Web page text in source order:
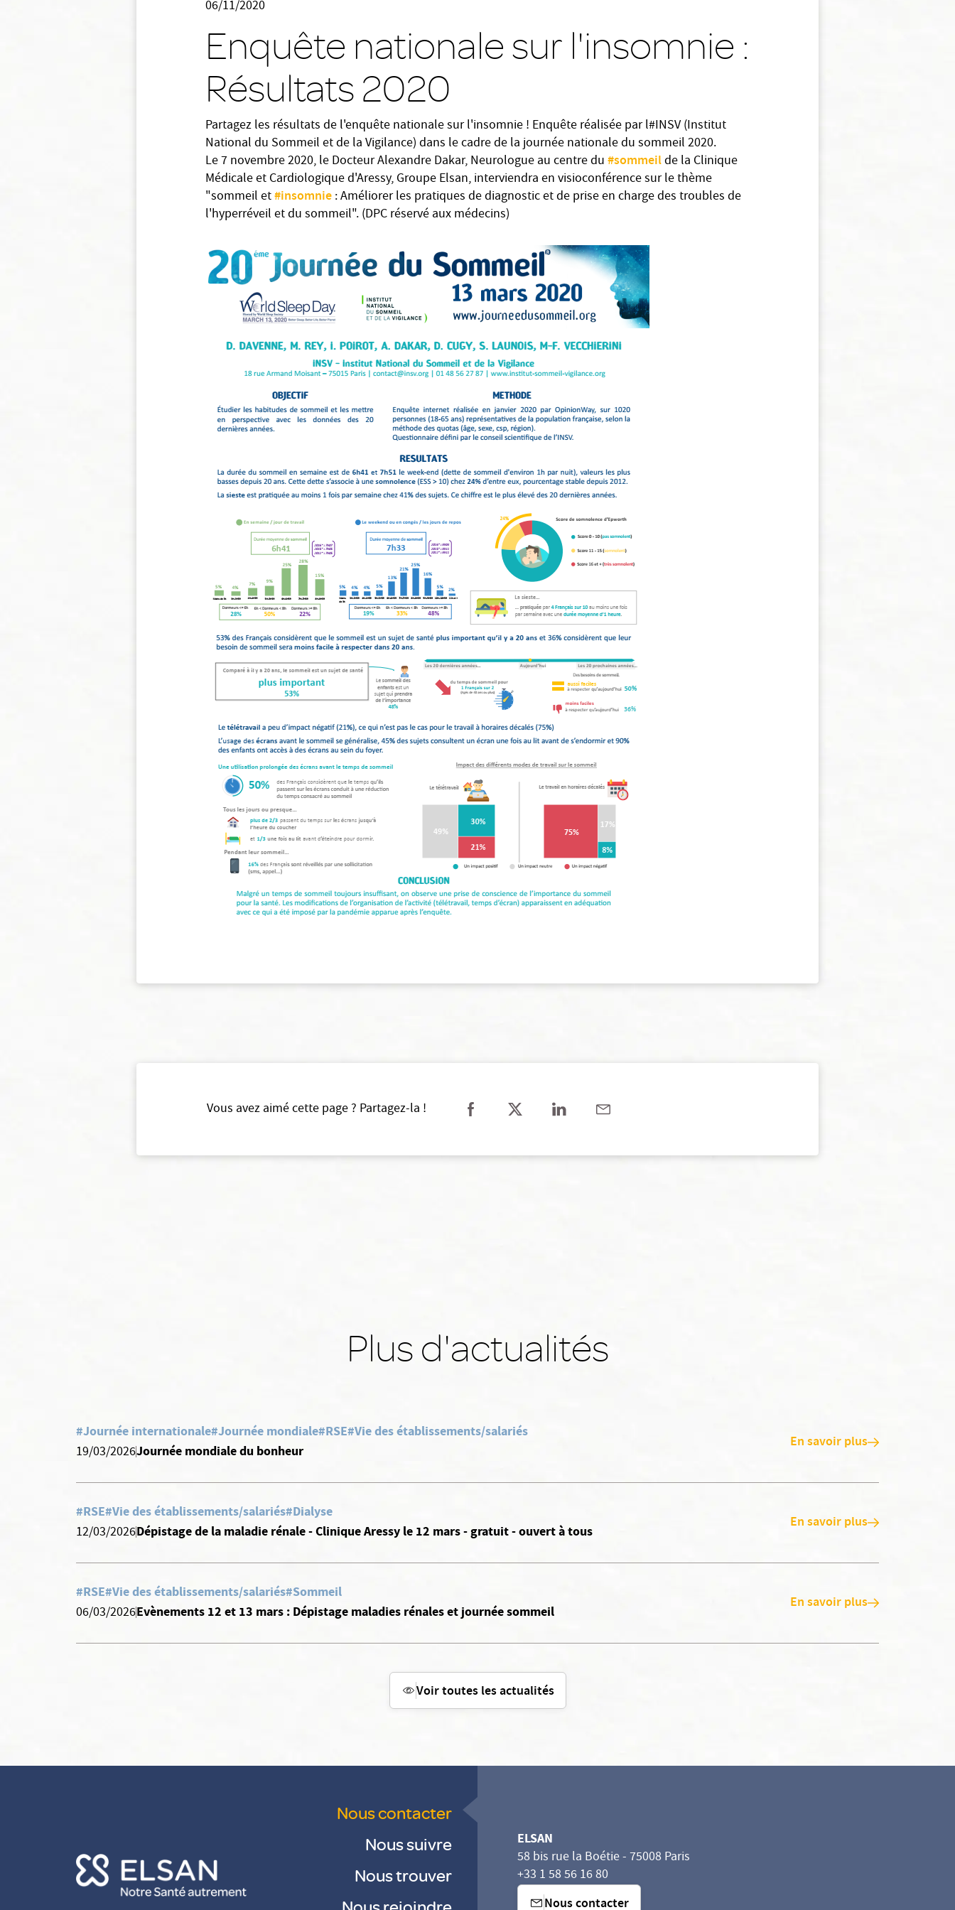
06/11/2020
Enquête nationale sur l'insomnie :
Résultats 2020
Partagez les résultats de l'enquête nationale sur l'insomnie ! Enquête réalisée par l#INSV (Institut
National du Sommeil et de la Vigilance) dans le cadre de la journée nationale du sommeil 2020.
Le 7 novembre 2020, le Docteur Alexandre Dakar, Neurologue au centre du#sommeilde la Clinique
Médicale et Cardiologique d'Aressy, Groupe Elsan, interviendra en visioconférence sur le thème
"sommeil et#insomnie: Améliorer les pratiques de diagnostic et de prise en charge des troubles de
l'hyperréveil et du sommeil". (DPC réservé aux médecins)
Vous avez aimé cette page ? Partagez-la !
Plus d'actualités
#Journée internationale#Journée mondiale#RSE#Vie des établissements/salariés
19/03/2026Journée mondiale du bonheur En savoir plus
#RSE#Vie des établissements/salariés#Dialyse
12/03/2026Dépistage de la maladie rénale - Clinique Aressy le 12 mars - gratuit - ouvert à tous En savoir plus
#RSE#Vie des établissements/salariés#Sommeil
06/03/2026Evènements 12 et 13 mars : Dépistage maladies rénales et journée sommeil En savoir plus
Voir toutes les actualités
Nous contacter
Nous suivre
Nous trouver
ELSAN
58 bis rue la Boétie - 75008 Paris
+33 1 58 56 16 80
Nous contacter